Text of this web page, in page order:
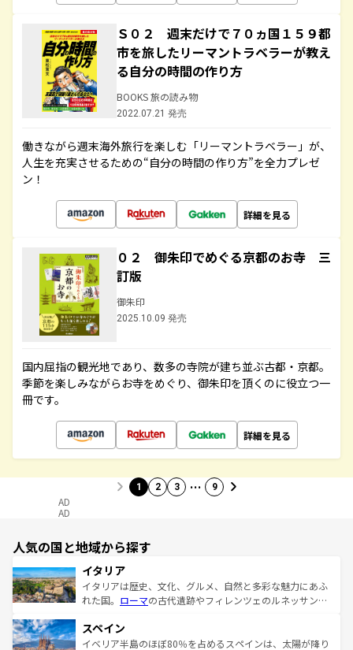
Ｓ０２ 週末だけで７０ヵ国１５９都
市を旅したリーマントラベラーが教え
る自分の時間の作り方
BOOKS 旅の読み物
2022.07.21 発売
働きながら週末海外旅行を楽しむ「リーマントラベラー」が、
人生を充実させるための“自分の時間の作り方”を全力プレゼ
ン！
詳細を見る
０２ 御朱印でめぐる京都のお寺 三
訂版
御朱印
2025.10.09 発売
国内屈指の観光地であり、数多の寺院が建ち並ぶ古都・京都。
季節を楽しみながらお寺をめぐり、御朱印を頂くのに役立つ一
冊です。
詳細を見る
1 2 3 … 9
AD
AD
人気の国と地域から探す
イタリア
イタリアは歴史、文化、グルメ、自然と多彩な魅力にあふ
れた国。 ローマの古代遺跡やフィレンツェのルネッサンス
ろん、トスカーナの美しい田園風景やアマルフィ海岸の絶
景など、自然景観も見逃せない。観光の合間には、本場の
スペイン
イベリア半島のほぼ80％を占めるスペインは、太陽が降り